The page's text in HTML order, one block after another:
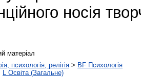
носія
матеріал
психологія, релігія > BF Психологія
L Освіта (Загальне)